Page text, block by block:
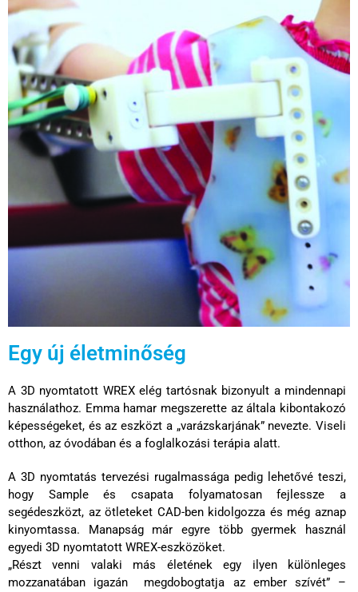
Egy új életminőség
A 3D nyomtatott WREX elég tartósnak bizonyult a mindennapi
használathoz. Emma hamar megszerette az általa kibontakozó
képességeket, és az eszközt a „varázskarjának” nevezte. Viseli
otthon, az óvodában és a foglalkozási terápia alatt.
A 3D nyomtatás tervezési rugalmassága pedig lehetővé teszi,
hogy Sample és csapata folyamatosan fejlessze a
segédeszközt, az ötleteket CAD-ben kidolgozza és még aznap
kinyomtassa. Manapság már egyre több gyermek használ
egyedi 3D nyomtatott WREX-eszközöket.
„Részt venni valaki más életének egy ilyen különleges
mozzanatában igazán megdobogtatja az ember szívét” –